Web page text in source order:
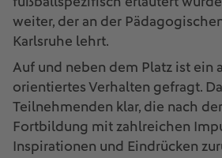
weiter, der an der
Karlsruhe lehrt.
Auf und neben dem Platz ist ein
orientiertes Verhalten gefragt.
Teilnehmenden klar, die nach
Fortbildung mit zahlreichen
Inspirationen und Eindrücken